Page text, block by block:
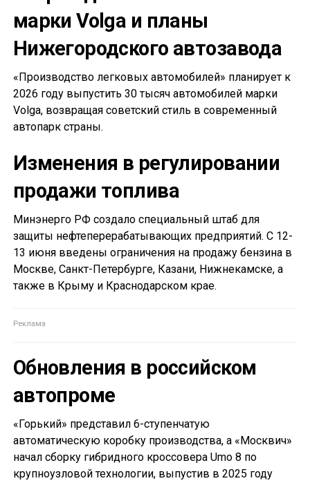
марки Volga и планы
Нижегородского автозавода
«Производство легковых автомобилей» планирует к
2026 году выпустить 30 тысяч автомобилей марки
Volga, возвращая советский стиль в современный
автопарк страны.
Изменения в регулировании
продажи топлива
Минэнерго РФ создало специальный штаб для
защиты нефтеперерабатывающих предприятий. С 12-
13 июня введены ограничения на продажу бензина в
Москве, Санкт-Петербурге, Казани, Нижнекамске, а
также в Крыму и Краснодарском крае.
Обновления в российском
автопроме
«Горький» представил 6-ступенчатую
автоматическую коробку производства, а «Москвич»
начал сборку гибридного кроссовера Umo 8 по
крупноузловой технологии, выпустив в 2025 году